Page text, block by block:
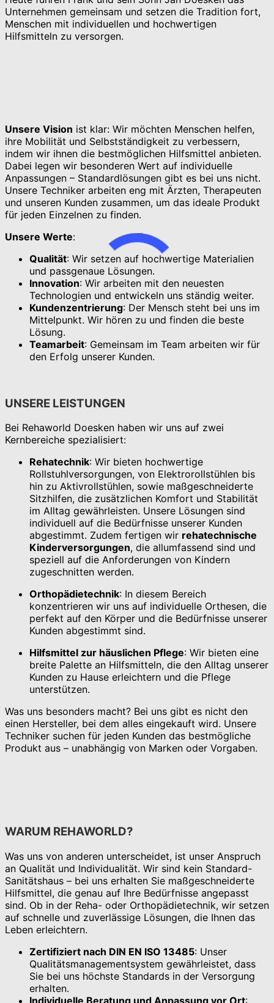
Unternehmen gemeinsam und setzen die Tradition fort,
Menschen mit individuellen und hochwertigen
Hilfsmitteln zu versorgen.
Unsere Vision ist klar: Wir möchten Menschen helfen,
ihre Mobilität und Selbstständigkeit zu verbessern,
indem wir ihnen die bestmöglichen Hilfsmittel anbieten.
Dabei legen wir besonderen Wert auf individuelle
Anpassungen – Standardlösungen gibt es bei uns nicht.
Unsere Techniker arbeiten eng mit Ärzten, Therapeuten
und unseren Kunden zusammen, um das ideale Produkt
für jeden Einzelnen zu finden.
Unsere Werte:
Qualität: Wir setzen auf hochwertige Materialien
und passgenaue Lösungen.
Innovation: Wir arbeiten mit den neuesten
Technologien und entwickeln uns ständig weiter.
Kundenzentrierung: Der Mensch steht bei uns im
Mittelpunkt. Wir hören zu und finden die beste
Lösung.
Teamarbeit: Gemeinsam im Team arbeiten wir für
den Erfolg unserer Kunden.
UNSERE LEISTUNGEN
Bei Rehaworld Doesken haben wir uns auf zwei
Kernbereiche spezialisiert:
Rehatechnik: Wir bieten hochwertige
Rollstuhlversorgungen, von Elektrorollstühlen bis
hin zu Aktivrollstühlen, sowie maßgeschneiderte
Sitzhilfen, die zusätzlichen Komfort und Stabilität
im Alltag gewährleisten. Unsere Lösungen sind
individuell auf die Bedürfnisse unserer Kunden
abgestimmt. Zudem fertigen wir rehatechnische
Kinderversorgungen, die allumfassend sind und
speziell auf die Anforderungen von Kindern
zugeschnitten werden.
Orthopädietechnik: In diesem Bereich
konzentrieren wir uns auf individuelle Orthesen, die
perfekt auf den Körper und die Bedürfnisse unserer
Kunden abgestimmt sind.
Hilfsmittel zur häuslichen Pflege: Wir bieten eine
breite Palette an Hilfsmitteln, die den Alltag unserer
Kunden zu Hause erleichtern und die Pflege
unterstützen.
Was uns besonders macht? Bei uns gibt es nicht den
einen Hersteller, bei dem alles eingekauft wird. Unsere
Techniker suchen für jeden Kunden das bestmögliche
Produkt aus – unabhängig von Marken oder Vorgaben.
WARUM REHAWORLD?
Was uns von anderen unterscheidet, ist unser Anspruch
an Qualität und Individualität. Wir sind kein Standard-
Sanitätshaus – bei uns erhalten Sie maßgeschneiderte
Hilfsmittel, die genau auf Ihre Bedürfnisse angepasst
sind. Ob in der Reha- oder Orthopädietechnik, wir setzen
auf schnelle und zuverlässige Lösungen, die Ihnen das
Leben erleichtern.
Zertifiziert nach DIN EN ISO 13485: Unser
Qualitätsmanagementsystem gewährleistet, dass
Sie bei uns höchste Standards in der Versorgung
erhalten.
Individuelle Beratung und Anpassung vor Ort: